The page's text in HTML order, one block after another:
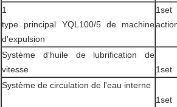
1
type principal YQL100/5 de machine
d'expulsion
1set
Système d'huile de lubrification de
vitesse
1set
Système de circulation de l'eau interne
1set